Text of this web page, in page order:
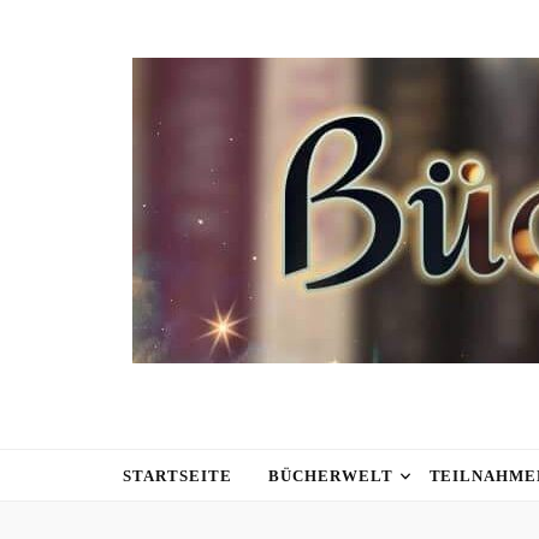
STARTSEITE BÜCHERWELT